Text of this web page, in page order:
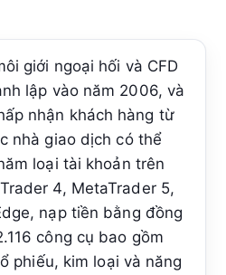
giới ngoại hối và CFD
lập vào năm 2006, và
nhận khách hàng từ
nhà giao dịch có thể
loại tài khoản trên
4, MetaTrader 5,
nạp tiền bằng đồng
công cụ bao gồm
phiếu, kim loại và năng